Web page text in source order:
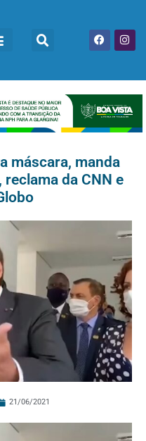
máscara, manda
da CNN e
21/06/2021